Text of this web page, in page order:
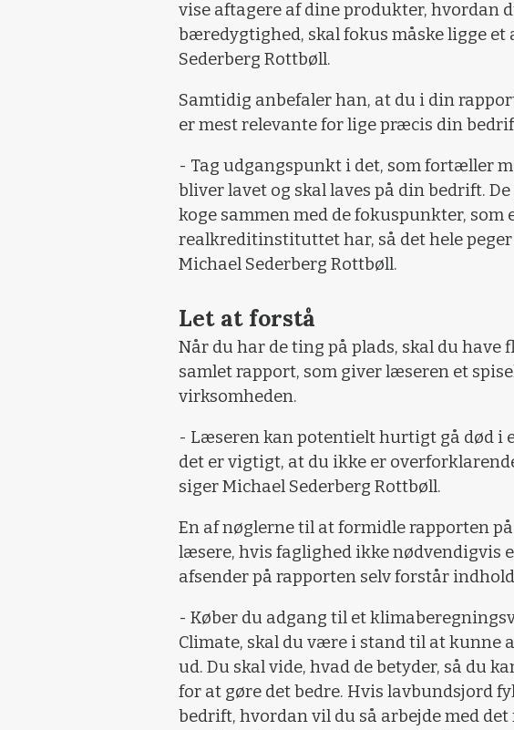
vise aftagere af dine produkter, hvordan
bæredygtighed, skal fokus måske ligge et
Sederberg Rottbøll.
Samtidig anbefaler han, at du i din
er mest relevante for lige præcis din
- Tag udgangspunkt i det, som fortæller
bliver lavet og skal laves på din bedrift.
koge sammen med de fokuspunkter, som
realkreditinstituttet har, så det hele
Michael Sederberg Rottbøll.
Let at forstå
Når du har de ting på plads, skal du have
samlet rapport, som giver læseren et
virksomheden.
- Læseren kan potentielt hurtigt gå død i
det er vigtigt, at du ikke er
siger Michael Sederberg Rottbøll.
En af nøglerne til at formidle rapporten
læsere, hvis faglighed ikke nødvendigvis
afsender på rapporten selv forstår
- Køber du adgang til et
Climate, skal du være i stand til at kunne
ud. Du skal vide, hvad de betyder, så du
for at gøre det bedre. Hvis lavbundsjord
bedrift, hvordan vil du så arbejde med